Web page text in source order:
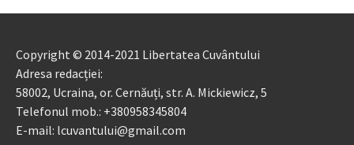
Copyright © 2014-2021 Libertatea Cuvântului
Adresa redacției:
58002, Ucraina, or. Cernăuți, str. A. Mickiewicz, 5
Telefonul mob.: +380958345804
E-mail: lcuvantului@gmail.com